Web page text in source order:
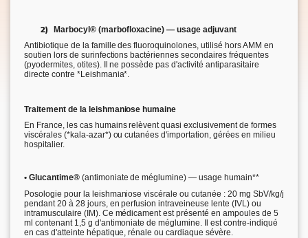
2) Marbocyl® (marbofloxacine) — usage adjuvant
Antibiotique de la famille des fluoroquinolones, utilisé hors AMM en
soutien lors de surinfections bactériennes secondaires fréquentes
(pyodermites, otites). Il ne possède pas d'activité antiparasitaire
directe contre *Leishmania*.
Traitement de la leishmaniose humaine
En France, les cas humains relèvent quasi exclusivement de formes
viscérales (*kala-azar*) ou cutanées d'importation, gérées en milieu
hospitalier.
• Glucantime®(antimoniate de méglumine) — usage humain**
Posologie pour la leishmaniose viscérale ou cutanée : 20 mg SbV/kg/j
pendant 20 à 28 jours, en perfusion intraveineuse lente (IVL) ou
intramusculaire (IM). Ce médicament est présenté en ampoules de 5
ml contenant 1,5 g d'antimoniate de méglumine. Il est contre-indiqué
en cas d'atteinte hépatique, rénale ou cardiaque sévère.